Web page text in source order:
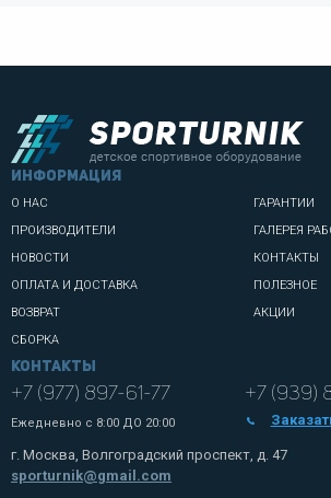
информация
О НАС
ПРОИЗВОДИТЕЛИ
НОВОСТИ
ОПЛАТА И ДОСТАВКА
ВОЗВРАТ
СБОРКА
ГАРАНТИИ
ГАЛЕРЕЯ
КОНТАКТЫ
ПОЛЕЗНОЕ
АКЦИИ
Контакты
+7 (977) 897-61-77
Ежедневно с 8:00 ДО 20:00
+7 (939)
г. Москва, Волгоградский проспект, д. 47
sporturnik@gmail.com